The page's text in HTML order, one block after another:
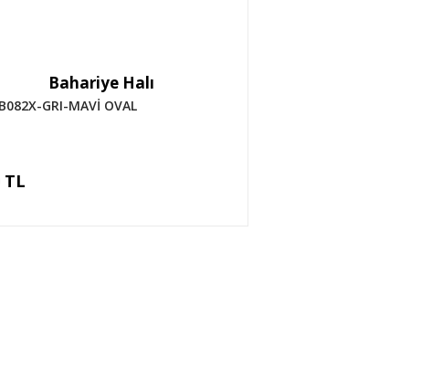
Bahariye Halı
GRI-MAVİ OVAL
TL